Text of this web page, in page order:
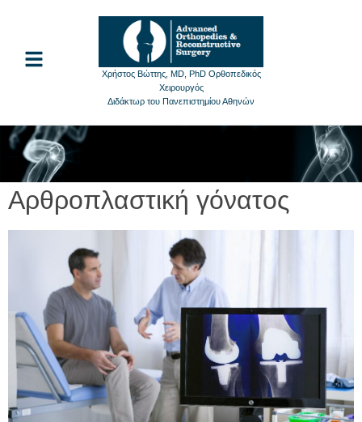
Χρήστος Βώττης, MD, PhD Ορθοπεδικός
Χειρουργός
Διδάκτωρ του Πανεπιστημίου Αθηνών
Αρθροπλαστική γόνατος